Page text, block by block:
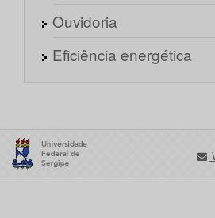
Ouvidoria
Eficiência energética